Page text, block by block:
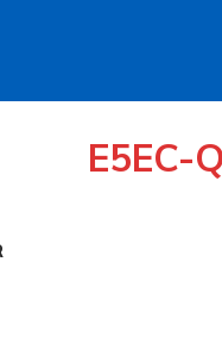
E5EC-